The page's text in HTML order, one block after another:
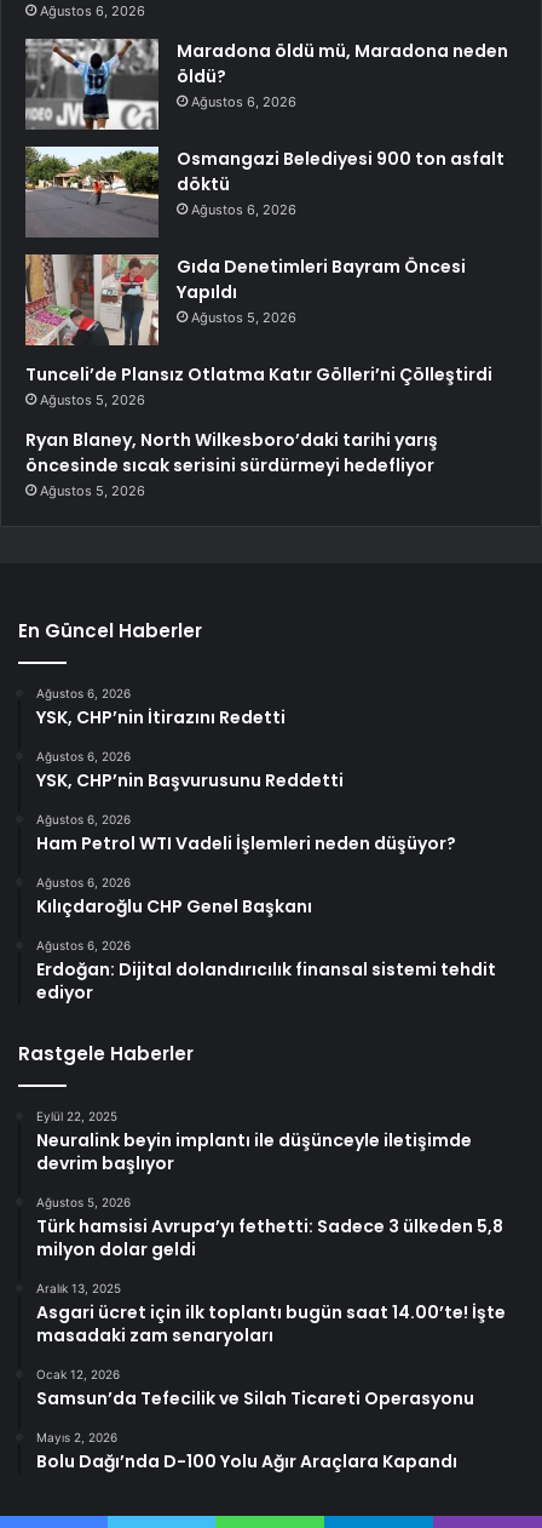
Ağustos 6, 2026
Maradona öldü mü, Maradona neden
öldü?
Ağustos 6, 2026
Osmangazi Belediyesi 900 ton asfalt
döktü
Ağustos 6, 2026
Gıda Denetimleri Bayram Öncesi
Yapıldı
Ağustos 5, 2026
Tunceli’de Plansız Otlatma Katır Gölleri’ni Çölleştirdi
Ağustos 5, 2026
Ryan Blaney, North Wilkesboro’daki tarihi yarış
öncesinde sıcak serisini sürdürmeyi hedefliyor
Ağustos 5, 2026
En Güncel Haberler
Ağustos 6, 2026
YSK, CHP’nin İtirazını Redetti
Ağustos 6, 2026
YSK, CHP’nin Başvurusunu Reddetti
Ağustos 6, 2026
Ham Petrol WTI Vadeli İşlemleri neden düşüyor?
Ağustos 6, 2026
Kılıçdaroğlu CHP Genel Başkanı
Ağustos 6, 2026
Erdoğan: Dijital dolandırıcılık finansal sistemi tehdit
ediyor
Rastgele Haberler
Eylül 22, 2025
Neuralink beyin implantı ile düşünceyle iletişimde
devrim başlıyor
Ağustos 5, 2026
Türk hamsisi Avrupa’yı fethetti: Sadece 3 ülkeden 5,8
milyon dolar geldi
Aralık 13, 2025
Asgari ücret için ilk toplantı bugün saat 14.00’te! İşte
masadaki zam senaryoları
Ocak 12, 2026
Samsun’da Tefecilik ve Silah Ticareti Operasyonu
Mayıs 2, 2026
Bolu Dağı’nda D-100 Yolu Ağır Araçlara Kapandı